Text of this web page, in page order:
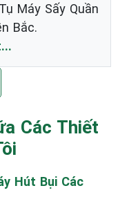
Máy Sấy Quần
Bắc.
Các Thiết
Hút Bụi Các